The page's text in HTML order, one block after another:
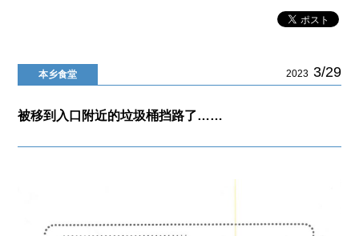
本乡食堂 2023 3/29
被移到入口附近的垃圾桶挡路了……